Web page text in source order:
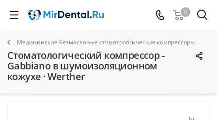
0
Медицинские безмасляные стоматологические компрессоры
Стоматологический компрессор -
Gabbiano в шумоизоляционном
кожухе · Werther